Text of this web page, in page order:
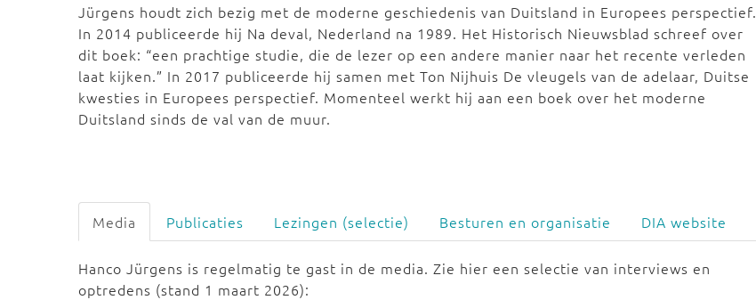
Jürgens houdt zich bezig met de moderne geschiedenis van Duitsland in Europees perspectief.
In 2014 publiceerde hij Na deval, Nederland na 1989. Het Historisch Nieuwsblad schreef over
dit boek: “een prachtige studie, die de lezer op een andere manier naar het recente verleden
laat kijken.” In 2017 publiceerde hij samen met Ton Nijhuis De vleugels van de adelaar, Duitse
kwesties in Europees perspectief. Momenteel werkt hij aan een boek over het moderne
Duitsland sinds de val van de muur.
Media Publicaties Lezingen (selectie) Besturen en organisatie DIA website
Hanco Jürgens is regelmatig te gast in de media. Zie hier een selectie van interviews en
optredens (stand 1 maart 2026):